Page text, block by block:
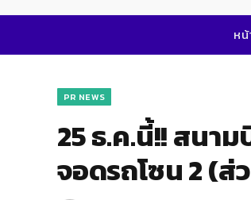
ห
PR NEWS
25 ธ.ค.นี้!! สนา
จอดรถโซน 2 (ส่